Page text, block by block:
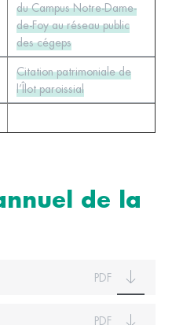
du Campus Notre-Dame-
de-Foy au réseau public
des cégeps
Citation patrimoniale de
l’Îlot paroissial
de la
PDF
PDF